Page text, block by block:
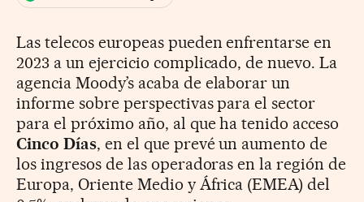
Las telecos europeas pueden enfrentarse en
2023 a un ejercicio complicado, de nuevo. La
agencia Moody’s acaba de elaborar un
informe sobre perspectivas para el sector
para el próximo año, al que ha tenido acceso
Cinco Días, en el que prevé un aumento de
los ingresos de las operadoras en la región de
Europa, Oriente Medio y África (EMEA) del